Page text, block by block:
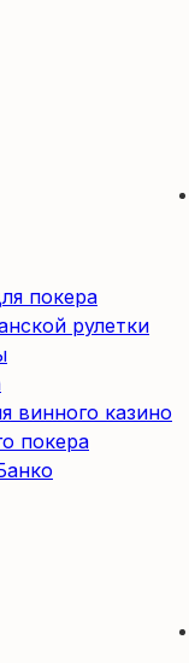
покера
рулетки
винного казино
покера